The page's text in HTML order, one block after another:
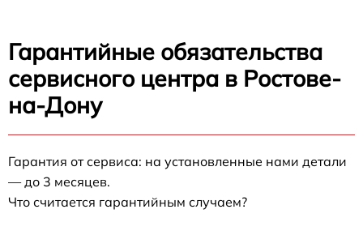
Гарантийные обязательства
сервисного центра в Ростове-
на-Дону
Гарантия от сервиса: на установленные нами детали
— до 3 месяцев.
Что считается гарантийным случаем?